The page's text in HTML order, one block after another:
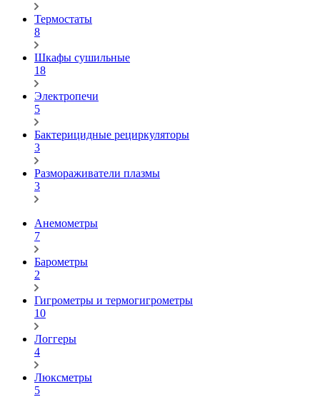
Термостаты
8
Шкафы сушильные
18
Электропечи
5
Бактерицидные рециркуляторы
3
Размораживатели плазмы
3
Анемометры
7
Барометры
2
Гигрометры и термогигрометры
10
Логгеры
4
Люксметры
5